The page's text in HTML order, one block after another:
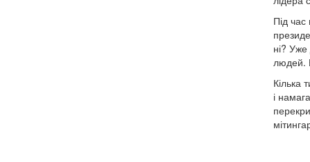
Під
ні?
людей.
Кілька
і